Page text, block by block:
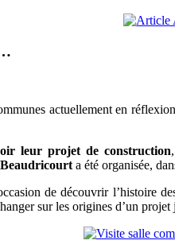
actuellement en
leur projet de construction
a été organisée,
de découvrir l’histoire
sur les origines d’un projet